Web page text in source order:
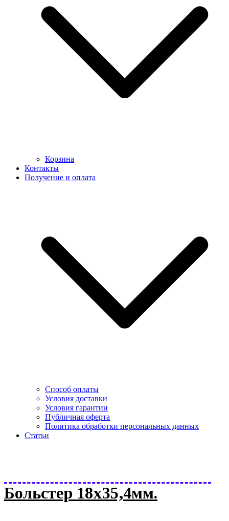
Корзина
Контакты
Получение и оплата
Способ оплаты
Условия доставки
Условия гарантии
Публичная оферта
Политика обработки персональных данных
Статьи
Больстер 18х35,4мм.